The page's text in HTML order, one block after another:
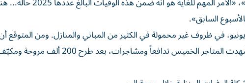
في ظروف غير محمولة في الكثير من المباني والمنازل. ومن المتوقع
تعود درجات الحرارة للارتفاع خلال عطلة نهاية الأسبوع. وشهدت المتاجر الخميس تدافعاً ومشاجرات، بعد طرح 200 ألف